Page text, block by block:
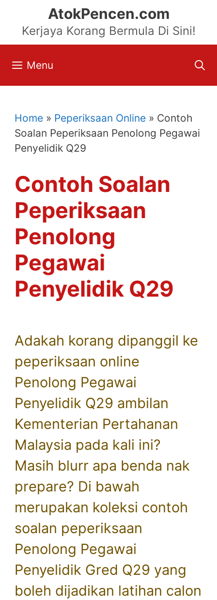
content
AtokPencen.com
Kerjaya Korang Bermula Di Sini!
Menu
Home » Peperiksaan Online » Contoh
Soalan Peperiksaan Penolong Pegawai
Penyelidik Q29
Contoh Soalan
Peperiksaan
Penolong
Pegawai
Penyelidik Q29
Adakah korang dipanggil ke
peperiksaan online
Penolong Pegawai
Penyelidik Q29 ambilan
Kementerian Pertahanan
Malaysia pada kali ini?
Masih blurr apa benda nak
prepare? Di bawah
merupakan koleksi contoh
soalan peperiksaan
Penolong Pegawai
Penyelidik Gred Q29 yang
boleh dijadikan latihan calon